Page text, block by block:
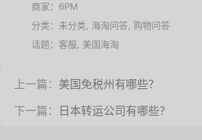
商家： 6PM
分类：未分类, 海淘问答 购物问答
话题： 客服 美国海淘
上一篇： 美国免税州有哪些？
下一篇：
日本转运公司有哪些？